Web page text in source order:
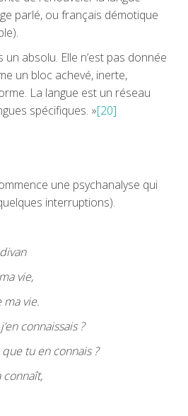
parlé, ou français démotique
un absolu. Elle n’est pas donnée
un bloc achevé, inerte,
La langue est un réseau
spécifiques. »[20]
une psychanalyse qui
interruptions).
vie,
ma vie.
connaissais ?
que tu en connais ?
connaît,